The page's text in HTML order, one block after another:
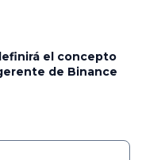
el concepto
de Binance